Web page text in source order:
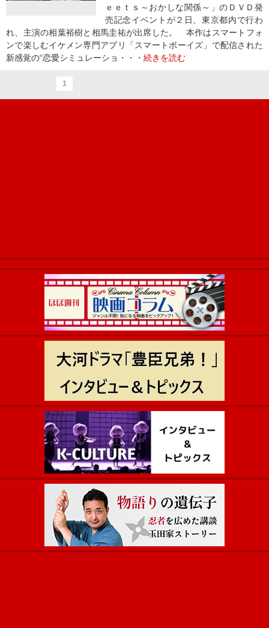
ｅｅｔｓ～おかしな関係～」のＤＶＤ発
売記念イベントが２日、東京都内で行わ
れ、主演の相葉裕樹と相馬圭祐が出席した。 本作はスマートフォ
ンで楽しむイケメン専門アプリ「スマートボーイズ」で配信された
新感覚の“恋愛シミュレーショ・・・ 続きを読む
1